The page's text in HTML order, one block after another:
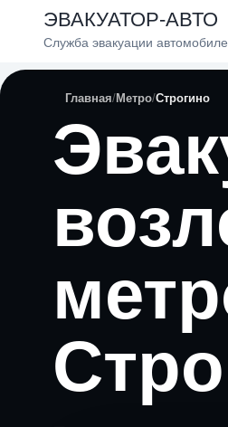
ЭВАКУАТОР-АВТО
Служба эвакуации
Главная Метро Строгино